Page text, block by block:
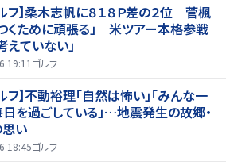
フ】桑木志帆に８１８Ｐ差の２位 菅楓
くために頑張る」 米ツアー本格参戦
えていない」
19:11 ゴルフ
フ】不動裕理「自然は怖い」「みんな一
を過ごしている」…地震発生の故郷・
い
18:45ゴルフ